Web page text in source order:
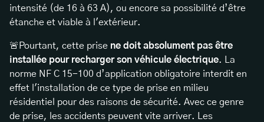
intensité (de 16 à 63 A), ou encore sa possibilité d’être
étanche et viable à l'extérieur.
🚨Pourtant, cette prise ne doit absolument pas être
installée pour recharger son véhicule électrique. La
norme NF C 15-100 d’application obligatoire interdit en
effet l'installation de ce type de prise en milieu
résidentiel pour des raisons de sécurité. Avec ce genre
de prise, les accidents peuvent vite arriver. Les